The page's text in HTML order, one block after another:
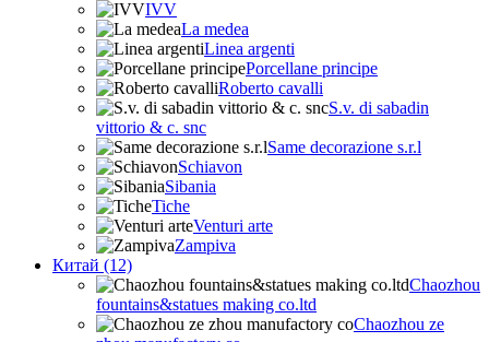
IVV
La medea
Linea argenti
Porcellane principe
Roberto cavalli
S.v. di sabadin
vittorio & c. snc
Same decorazione s.r.l
Schiavon
Sibania
Tiche
Venturi arte
Zampiva
Китай (12)
Chaozhou
fountains&statues making co.ltd
Chaozhou ze